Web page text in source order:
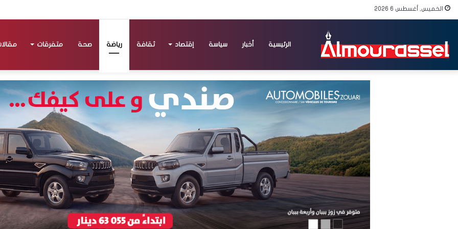
الخميس, أغسطس 6 2026
الرئيسية أخبار سياسة إقتصاد ثقافة رياضة صحة متفرقات